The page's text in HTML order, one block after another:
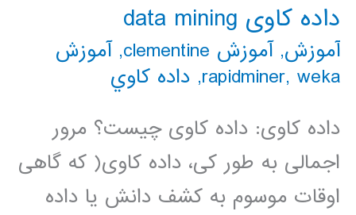
داده کاوی data mining
آموزش,آموزش clementine ,آموزش
rapidminer, weka
, داده كاوي
داده کاوی: داده کاوی چیست؟ مرور
اجمالی به طور کی، داده کاوی( که گاهی
اوقات موسوم به کشف دانش یا داده